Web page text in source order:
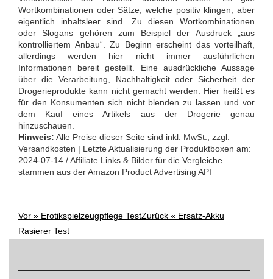
Wortkombinationen oder Sätze, welche positiv klingen, aber
eigentlich inhaltsleer sind. Zu diesen Wortkombinationen
oder Slogans gehören zum Beispiel der Ausdruck „aus
kontrolliertem Anbau“. Zu Beginn erscheint das vorteilhaft,
allerdings werden hier nicht immer ausführlichen
Informationen bereit gestellt. Eine ausdrückliche Aussage
über die Verarbeitung, Nachhaltigkeit oder Sicherheit der
Drogerieprodukte kann nicht gemacht werden. Hier heißt es
für den Konsumenten sich nicht blenden zu lassen und vor
dem Kauf eines Artikels aus der Drogerie genau
hinzuschauen.
Hinweis: Alle Preise dieser Seite sind inkl. MwSt., zzgl.
Versandkosten | Letzte Aktualisierung der Produktboxen am:
2024-07-14 / Affiliate Links & Bilder für die Vergleiche
stammen aus der Amazon Product Advertising API
Post
Vor » Erotikspielzeugpflege TestZurück « Ersatz-Akku
Rasierer Test